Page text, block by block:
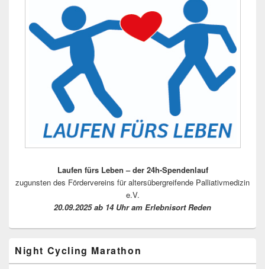
Laufen fürs Leben – der 24h-Spendenlauf
zugunsten des Fördervereins für altersübergreifende Palliativmedizin
e.V.
20.09.2025 ab 14 Uhr am Erlebnisort Reden
Night Cycling Marathon